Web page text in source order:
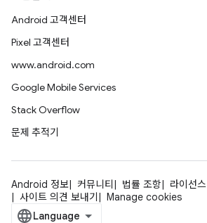
Android 고객센터
Pixel 고객센터
www.android.com
Google Mobile Services
Stack Overflow
문제 추적기
Android 정보 커뮤니티 법률 조항 라이선스
사이트 의견 보내기
Manage cookies